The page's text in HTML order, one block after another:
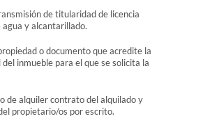
de titularidad de licencia
y alcantarillado.
o documento que acredite la
inmueble para el que se solicita la
de alquiler contrato del alquilado y
propietario/os por escrito.